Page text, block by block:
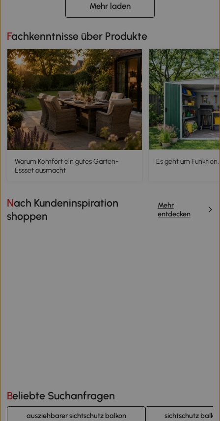
Mehr laden
Fachkenntnisse über Produkte
Warum Komfort ein gutes Garten-
Essset ausmacht
Es geht um
Nach Kundeninspiration
shoppen
Mehr
entdecken
Beliebte Suchanfragen
ausziehbarer sichtschutz balkon sichtschutz